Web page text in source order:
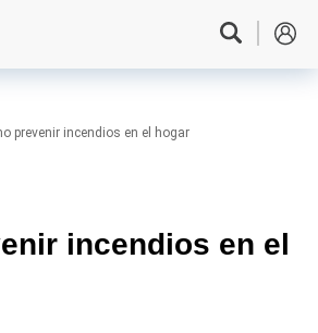
prevenir incendios en el hogar
incendios en el